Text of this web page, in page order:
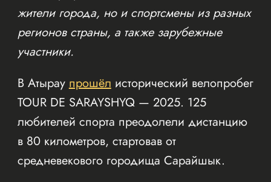
жители города, но и спортсмены из разных
регионов страны, а также зарубежные
участники.
В Атыраупрошёлисторический велопробег
TOUR DE SARAYSHYQ — 2025. 125
любителей спорта преодолели дистанцию
в 80 километров, стартовав от
средневекового городища Сарайшык.